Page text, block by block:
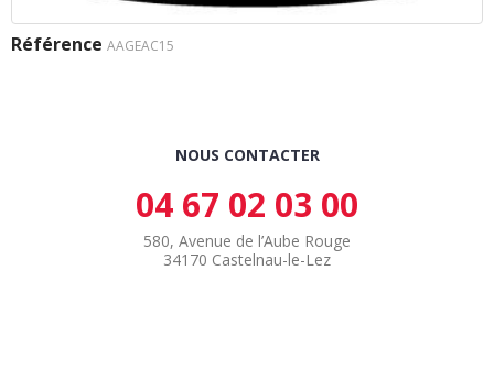
Référence AAGEAC15
NOUS CONTACTER
04 67 02 03 00
580, Avenue de l’Aube Rouge
34170 Castelnau-le-Lez